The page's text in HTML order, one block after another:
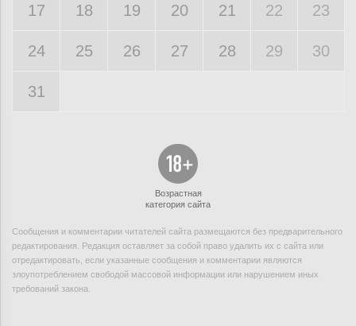
17 18 19 20 21 22 23
24 25 26 27 28 29 30
31
Возрастная
категория сайта
Сообщения и комментарии читателей сайта размещаются без предварительного
редактирования. Редакция оставляет за собой право удалить их с сайта или
отредактировать, если указанные сообщения и комментарии являются
злоупотреблением свободой массовой информации или нарушением иных
требований закона.